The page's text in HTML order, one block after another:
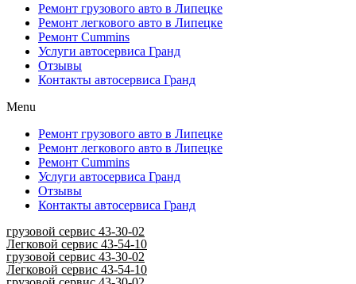
Ремонт грузового авто в Липецке
Ремонт легкового авто в Липецке
Ремонт Cummins
Услуги автосервиса Гранд
Отзывы
Контакты автосервиса Гранд
Menu
Ремонт грузового авто в Липецке
Ремонт легкового авто в Липецке
Ремонт Cummins
Услуги автосервиса Гранд
Отзывы
Контакты автосервиса Гранд
грузовой сервис 43-30-02
Легковой сервис 43-54-10
грузовой сервис 43-30-02
Легковой сервис 43-54-10